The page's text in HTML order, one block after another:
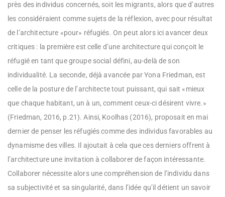
près des individus concernés, soit les migrants, alors que d’autres
les considéraient comme sujets de la réflexion, avec pour résultat
de l’architecture «pour» réfugiés. On peut alors ici avancer deux
critiques : la première est celle d’une architecture qui conçoit le
réfugié en tant que groupe social défini, au-delà de son
individualité. La seconde, déjà avancée par Yona Friedman, est
celle de la posture de l’architecte tout puissant, qui sait «mieux
que chaque habitant, un à un, comment ceux-ci désirent vivre.»
(Friedman, 2016, p.21). Ainsi, Koolhas (2016), proposait en mai
dernier de penser les réfugiés comme des individus favorables au
dynamisme des villes. Il ajoutait à cela que ces derniers offrent à
l’architecture une invitation à collaborer de façon intéressante.
Collaborer nécessite alors une compréhension de l’individu dans
sa subjectivité et sa singularité, dans l’idée qu’il détient un savoir